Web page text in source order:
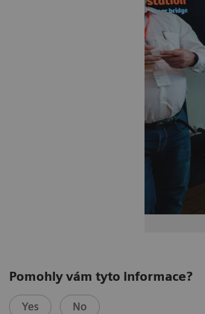
Pomohly vám tyto informace?
Yes No